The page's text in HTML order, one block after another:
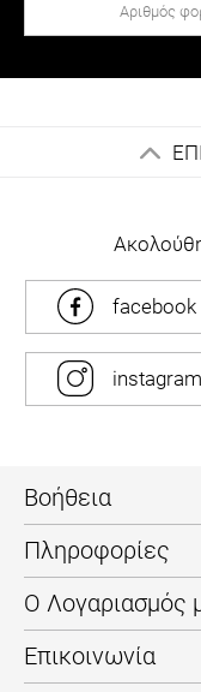
facebook
instagram
Βοήθεια
Πληροφορίες
Ο Λογαριασμός
Επικοινωνία